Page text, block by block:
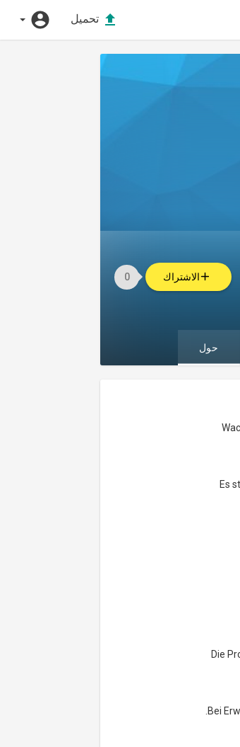
تحميل
الاشتراك 0
حول
Es
Die
Bei